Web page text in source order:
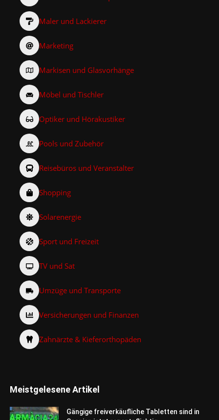
Maler und Lackierer
Marketing
Markisen und Glasvorhänge
Möbel und Tischler
Optiker und Hörakustiker
Pools und Zubehör
Reisebüros und Veranstalter
Shopping
Solarenergie
Sport und Freizeit
TV und Sat
Umzüge und Transporte
Versicherungen und Finanzen
Zahnärzte & Kieferorthopäden
Meistgelesene Artikel
Gängige freiverkäufliche Tabletten sind in